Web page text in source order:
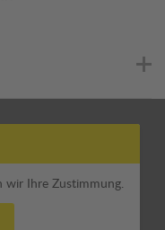
wir Ihre Zustimmung.